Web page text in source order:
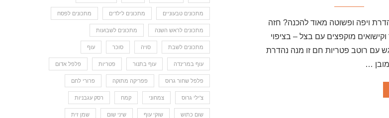
ויפה ופשוטה מאוד להכנה? חזה
מוקפצים עם בצל – בציפוי
עם רוטב פטריות חם זו מנה נהדרת
…
מתכונים טבעוניים מתכונים לילדים מתכונים לפסח
מתכונים לראש השנה מתכונים לשבועות
מתכונים לשבת סויה סוכר עוף
עוף במרינדה עוף בתנור פטריות פלפל אדום
פלפל שחור גרוס פפריקה מתוקה פרורי לחם
צ'ילי גרוס צמחוני קמח רסק עגבניות
שום כתוש שוקי עוף שיני שום שמן זית